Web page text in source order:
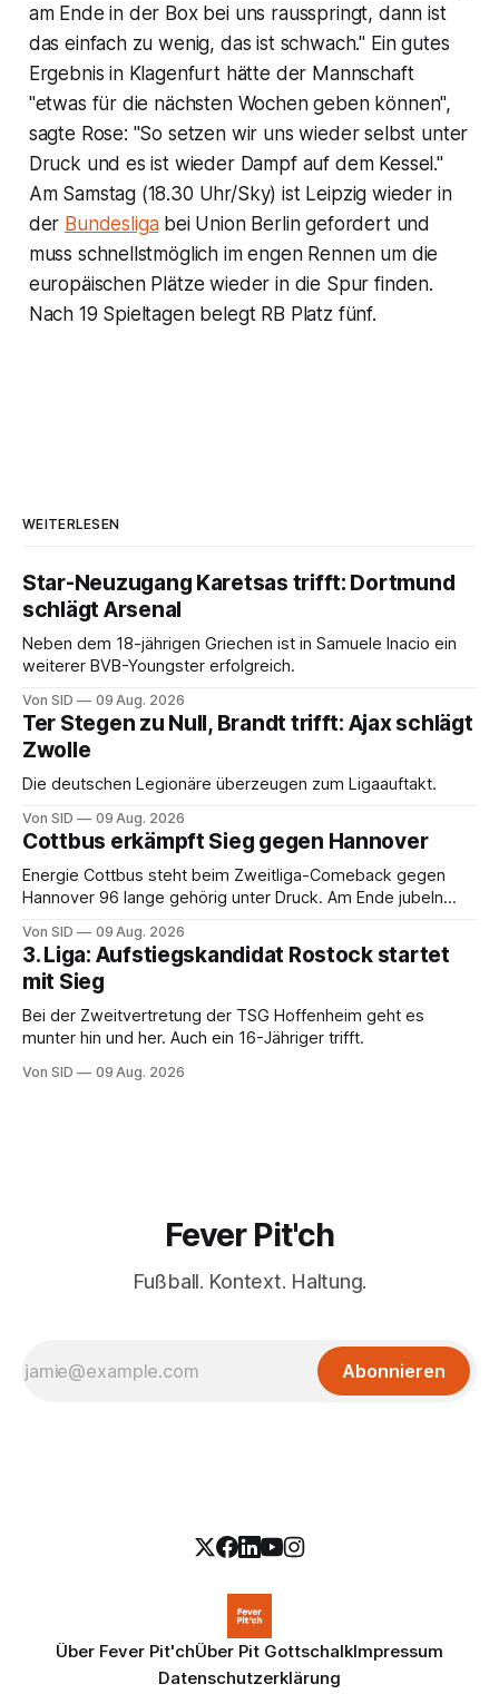
am Ende in der Box bei uns rausspringt, dann ist
das einfach zu wenig, das ist schwach." Ein gutes
Ergebnis in Klagenfurt hätte der Mannschaft
"etwas für die nächsten Wochen geben können",
sagte Rose: "So setzen wir uns wieder selbst unter
Druck und es ist wieder Dampf auf dem Kessel."
Am Samstag (18.30 Uhr/Sky) ist Leipzig wieder in
der Bundesligabei Union Berlin gefordert und
muss schnellstmöglich im engen Rennen um die
europäischen Plätze wieder in die Spur finden.
Nach 19 Spieltagen belegt RB Platz fünf.
WEITERLESEN
Star-Neuzugang Karetsas trifft: Dortmund
schlägt Arsenal
Neben dem 18-jährigen Griechen ist in Samuele Inacio ein
weiterer BVB-Youngster erfolgreich.
Von SID 09 Aug. 2026
Ter Stegen zu Null, Brandt trifft: Ajax schlägt
Zwolle
Die deutschen Legionäre überzeugen zum Ligaauftakt.
Von SID 09 Aug. 2026
Cottbus erkämpft Sieg gegen Hannover
Energie Cottbus steht beim Zweitliga-Comeback gegen
Hannover 96 lange gehörig unter Druck. Am Ende jubeln
Von SID 09 Aug. 2026
3. Liga: Aufstiegskandidat Rostock startet
mit Sieg
Bei der Zweitvertretung der TSG Hoffenheim geht es
munter hin und her. Auch ein 16-Jähriger trifft.
Von SID 09 Aug. 2026
Fever Pit'ch
Fußball. Kontext. Haltung.
Abonnieren
Über Fever Pit'chÜber Pit GottschalkImpressum
Datenschutzerklärung